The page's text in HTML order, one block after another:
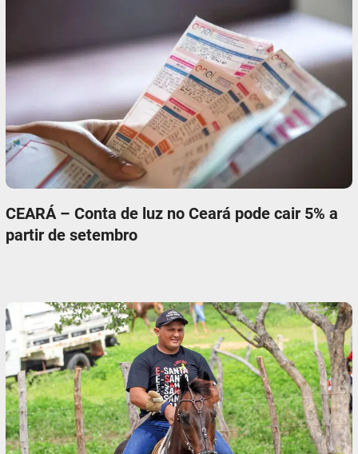
CEARÁ – Conta de luz no Ceará pode cair 5% a
partir de setembro